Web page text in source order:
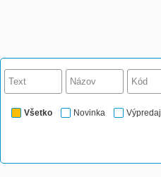
Všetko Novinka Výpredaj